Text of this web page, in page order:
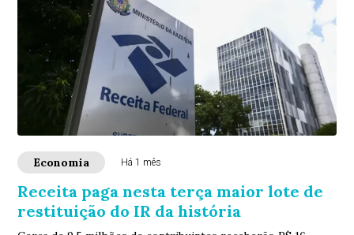
Economia Há 1 mês
Receita paga nesta terça maior lote de
restituição do IR da história